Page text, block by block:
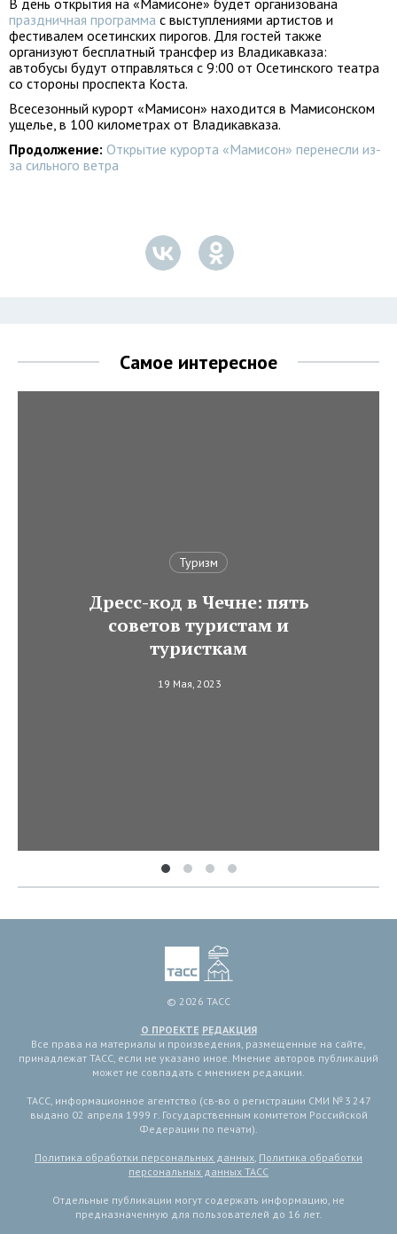
В день открытия на «Мамисоне» будет организована
праздничная программа с выступлениями артистов и
фестивалем осетинских пирогов. Для гостей также
организуют бесплатный трансфер из Владикавказа:
автобусы будут отправляться с 9:00 от Осетинского театра
со стороны проспекта Коста.
Всесезонный курорт «Мамисон» находится в Мамисонском
ущелье, в 100 километрах от Владикавказа.
Продолжение: Открытие курорта «Мамисон» перенесли из-
за сильного ветра
Самое интересное
Туризм
Дресс-код в Чечне: пять
советов туристам и
туристкам
19 Мая, 2023
© 2026 ТАСС
О ПРОЕКТЕ РЕДАКЦИЯ
Все права на материалы и произведения, размещенные на сайте,
принадлежат ТАСС, если не указано иное. Мнение авторов публикаций
может не совпадать с мнением редакции.
ТАСС, информационное агентство (св-во о регистрации СМИ № 3 247
выдано 02 апреля 1999 г. Государственным комитетом Российской
Федерации по печати).
Политика обработки персональных данных, Политика обработки
персональных данных ТАСС
Отдельные публикации могут содержать информацию, не
предназначенную для пользователей до 16 лет.